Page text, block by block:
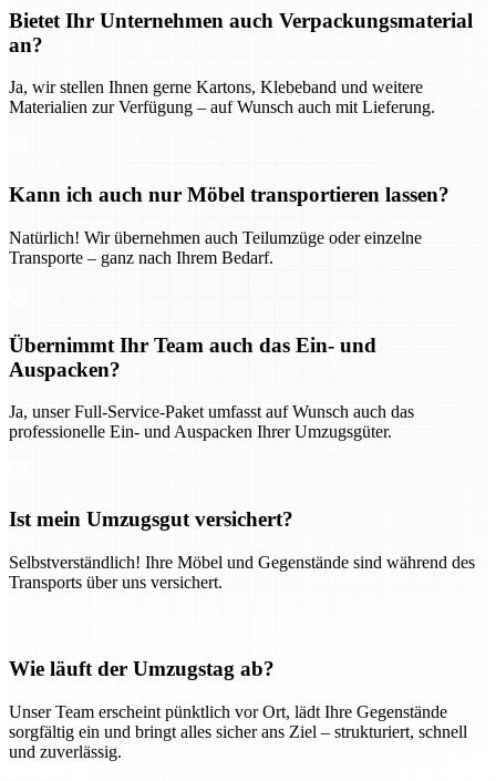
Bietet Ihr Unternehmen auch Verpackungsmaterial
an?
Ja, wir stellen Ihnen gerne Kartons, Klebeband und weitere
Materialien zur Verfügung – auf Wunsch auch mit Lieferung.
Kann ich auch nur Möbel transportieren lassen?
Natürlich! Wir übernehmen auch Teilumzüge oder einzelne
Transporte – ganz nach Ihrem Bedarf.
Übernimmt Ihr Team auch das Ein- und
Auspacken?
Ja, unser Full-Service-Paket umfasst auf Wunsch auch das
professionelle Ein- und Auspacken Ihrer Umzugsgüter.
Ist mein Umzugsgut versichert?
Selbstverständlich! Ihre Möbel und Gegenstände sind während des
Transports über uns versichert.
Wie läuft der Umzugstag ab?
Unser Team erscheint pünktlich vor Ort, lädt Ihre Gegenstände
sorgfältig ein und bringt alles sicher ans Ziel – strukturiert, schnell
und zuverlässig.